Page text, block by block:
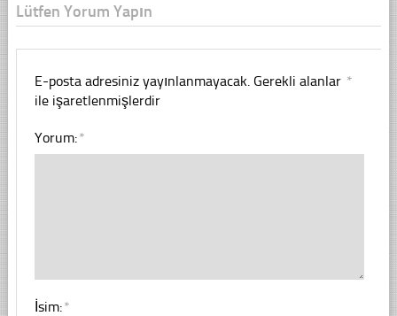
Lütfen Yorum Yapın
E-posta adresiniz yayınlanmayacak. Gerekli alanlar *
ile işaretlenmişlerdir
Yorum:*
İsim:*